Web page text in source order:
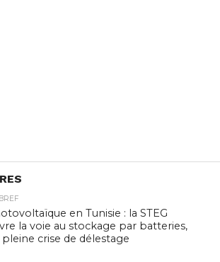
en Tunisie : la STEG
la voie au stockage par batteries,
pleine crise de délestage